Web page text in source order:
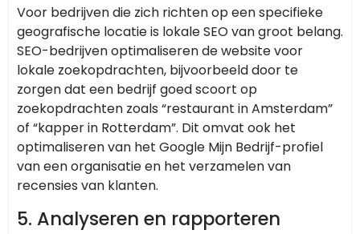
Voor bedrijven die zich richten op een specifieke
geografische locatie is lokale SEO van groot belang.
SEO-bedrijven optimaliseren de website voor
lokale zoekopdrachten, bijvoorbeeld door te
zorgen dat een bedrijf goed scoort op
zoekopdrachten zoals “restaurant in Amsterdam”
of “kapper in Rotterdam”. Dit omvat ook het
optimaliseren van het Google Mijn Bedrijf-profiel
van een organisatie en het verzamelen van
recensies van klanten.
5. Analyseren en rapporteren